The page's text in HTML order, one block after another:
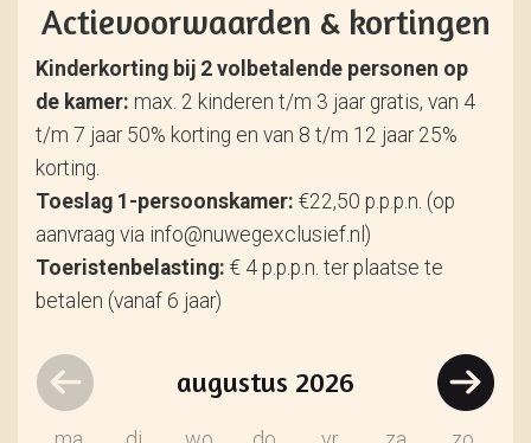
Actievoorwaarden & kortingen
Kinderkorting bij 2 volbetalende personen op
de kamer: max. 2 kinderen t/m 3 jaar gratis, van 4
t/m 7 jaar 50% korting en van 8 t/m 12 jaar 25%
korting.
Toeslag 1-persoonskamer: €22,50 p.p.p.n. (op
aanvraag via info@nuwegexclusief.nl)
Toeristenbelasting: € 4 p.p.p.n. ter plaatse te
betalen (vanaf 6 jaar)
augustus 2026